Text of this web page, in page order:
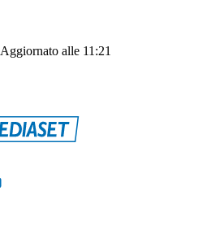
Aggiornato alle 11:21